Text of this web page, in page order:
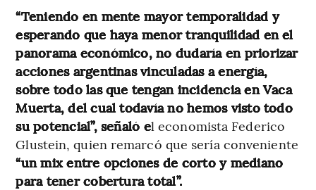
“Teniendo en mente mayor temporalidad y
esperando que haya menor tranquilidad en el
panorama económico, no dudaría en priorizar
acciones argentinas vinculadas a energía,
sobre todo las que tengan incidencia en Vaca
Muerta, del cual todavía no hemos visto todo
su potencial”, señaló el economista Federico
Glustein, quien remarcó que sería conveniente
“un mix entre opciones de corto y mediano
para tener cobertura total”.